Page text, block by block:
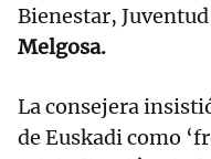
Bienestar,
Melgosa.
La consejera
de Euskadi como